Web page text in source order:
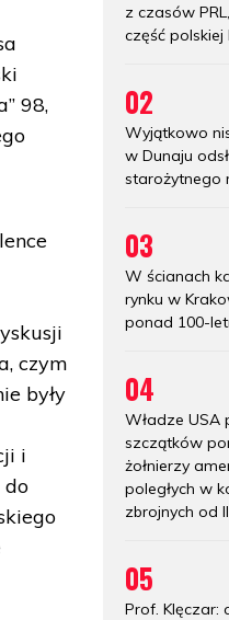
98,
czym
były
i
do
z czasów
część polskiej
02
Wyjątkowo
w Dunaju
starożytnego
03
W ścianach
rynku w
ponad 100-
04
Władze USA
szczątków
żołnierzy
poległych w
zbrojnych od
05
Prof. Klęczar: